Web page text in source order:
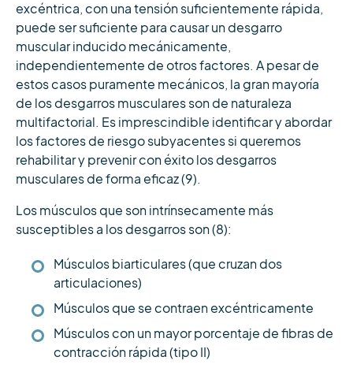
excéntrica, con una tensión suficientemente rápida,
puede ser suficiente para causar un desgarro
muscular inducido mecánicamente,
independientemente de otros factores. A pesar de
estos casos puramente mecánicos, la gran mayoría
de los desgarros musculares son de naturaleza
multifactorial. Es imprescindible identificar y abordar
los factores de riesgo subyacentes si queremos
rehabilitar y prevenir con éxito los desgarros
musculares de forma eficaz (9).
Los músculos que son intrínsecamente más
susceptibles a los desgarros son (8):
Músculos biarticulares (que cruzan dos
articulaciones)
Músculos que se contraen excéntricamente
Músculos con un mayor porcentaje de fibras de
contracción rápida (tipo II)